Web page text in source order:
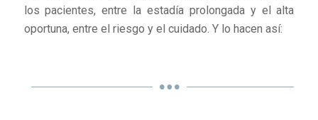
los pacientes, entre la estadía prolongada y el alta
oportuna, entre el riesgo y el cuidado. Y lo hacen así: